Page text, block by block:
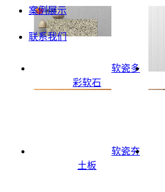
案例展示
联系我们
软瓷多
彩软石
软瓷夯
土板